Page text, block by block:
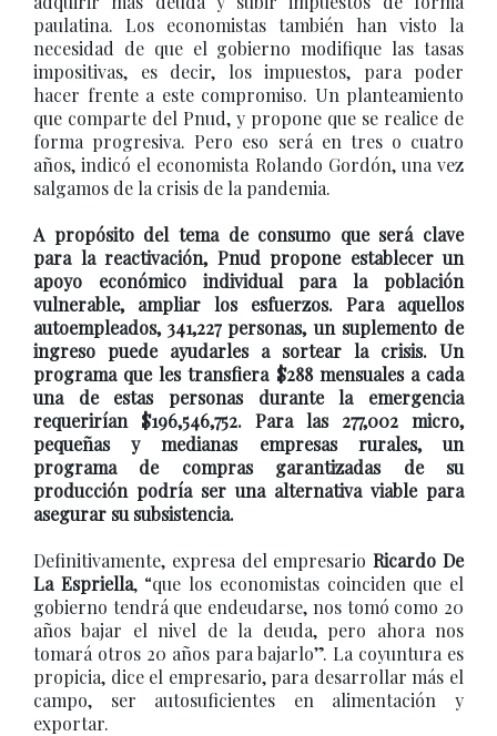
paulatina. Los economistas también han visto la
necesidad de que el gobierno modifique las tasas
impositivas, es decir, los impuestos, para poder
hacer frente a este compromiso. Un planteamiento
que comparte del Pnud, y propone que se realice de
forma progresiva. Pero eso será en tres o cuatro
años, indicó el economista Rolando Gordón, una vez
salgamos de la crisis de la pandemia.
A propósito del tema de consumo que será clave
para la reactivación, Pnud propone establecer un
apoyo económico individual para la población
vulnerable, ampliar los esfuerzos. Para aquellos
autoempleados, 341,227 personas, un suplemento de
ingreso puede ayudarles a sortear la crisis. Un
programa que les transfiera $288 mensuales a cada
una de estas personas durante la emergencia
requerirían $196,546,752. Para las 277,002 micro,
pequeñas y medianas empresas rurales, un
programa de compras garantizadas de su
producción podría ser una alternativa viable para
asegurar su subsistencia.
Definitivamente, expresa del empresarioRicardo De
La Espriella, “que los economistas coinciden que el
gobierno tendrá que endeudarse, nos tomó como 20
años bajar el nivel de la deuda, pero ahora nos
tomará otros 20 años para bajarlo”. La coyuntura es
propicia, dice el empresario, para desarrollar más el
campo, ser autosuficientes en alimentación y
exportar.